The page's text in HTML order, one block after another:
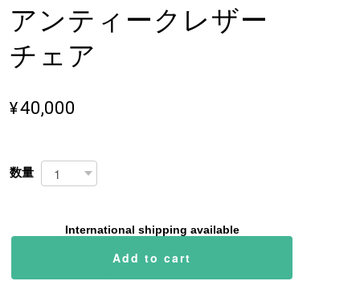
アンティークレザー
チェア
¥40,000
数量
International shipping available
Add to cart